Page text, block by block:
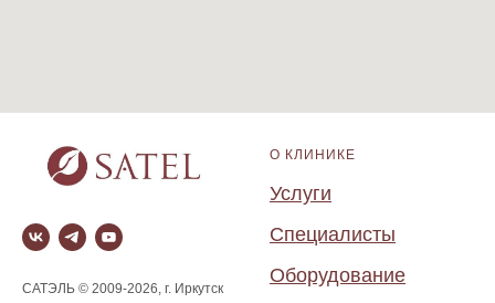
САТЭЛЬ © 2009-2026, г. Иркутск
О КЛИНИКЕ
Услуги
Специалисты
Оборудование